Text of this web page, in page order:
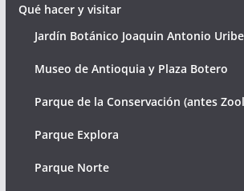
Qué hacer y visitar
Jardín Botánico Joaquin Antonio Uribe
Museo de Antioquia y Plaza Botero
Parque de la Conservación (antes
Parque Explora
Parque Norte